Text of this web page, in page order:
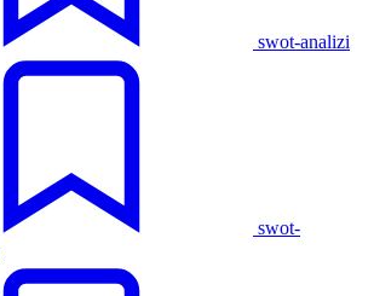
swot-analizi
swot-